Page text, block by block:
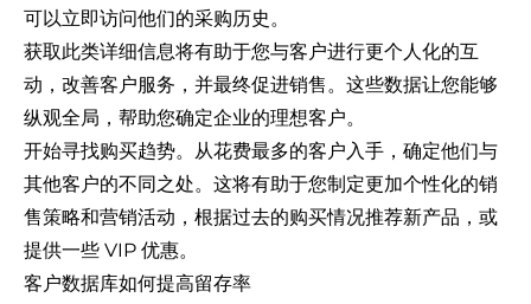
可以立即访问他们的采购历史。
获取此类详细信息将有助于您与客户进行更个人化的互
动，改善客户服务，并最终促进销售。这些数据让您能够
纵观全局，帮助您确定企业的理想客户。
开始寻找购买趋势。从花费最多的客户入手，确定他们与
其他客户的不同之处。这将有助于您制定更加个性化的销
售策略和营销活动，根据过去的购买情况推荐新产品，或
提供一些 VIP 优惠。
客户数据库如何提高留存率